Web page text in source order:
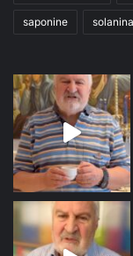
saponine solanina